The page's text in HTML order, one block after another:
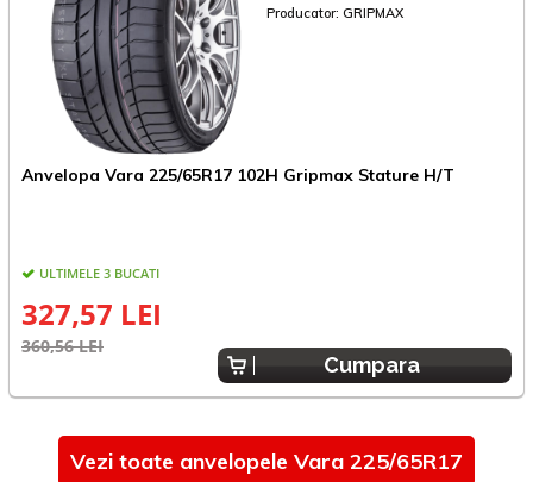
Producator: GRIPMAX
Anvelopa Vara 225/65R17 102H Gripmax Stature H/T
ULTIMELE 3 BUCATI
327,57 LEI
360,56 LEI
Cumpara
Vezi toate anvelopele Vara 225/65R17